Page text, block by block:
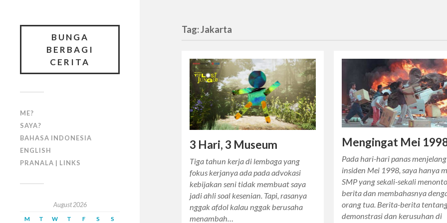
BUNGA
BERBAGI
CERITA
ME?
SAYA?
BAHASA INDONESIA
ENGLISH
PRANALA | LINKS
August 2026
M T W T F S S
Tag: Jakarta
3 Hari, 3 Museum
Tiga tahun kerja di lembaga yang
fokus kerjanya ada pada advokasi
kebijakan seni tidak membuat saya
jadi ahli soal kesenian. Tapi, rasanya
nggak afdol kalau nggak berusaha
menambah…
Mengingat Mei
Pada hari-hari panas menjelang
insiden Mei 1998, saya hanya
SMP yang sekali-sekali
berita dan membahasnya
orang tua. Berita-berita
demonstrasi dan kerusuhan di